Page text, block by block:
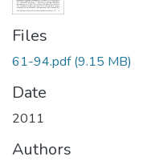
Files
61-94.pdf(9.15 MB)
Date
2011
Authors